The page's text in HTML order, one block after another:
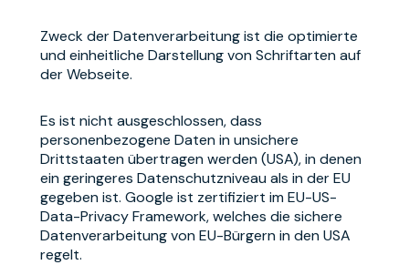
Zweck der Datenverarbeitung ist die optimierte
und einheitliche Darstellung von Schriftarten auf
der Webseite.
Es ist nicht ausgeschlossen, dass
personenbezogene Daten in unsichere
Drittstaaten übertragen werden (USA), in denen
ein geringeres Datenschutzniveau als in der EU
gegeben ist. Google ist zertifiziert im EU-US-
Data-Privacy Framework, welches die sichere
Datenverarbeitung von EU-Bürgern in den USA
regelt.